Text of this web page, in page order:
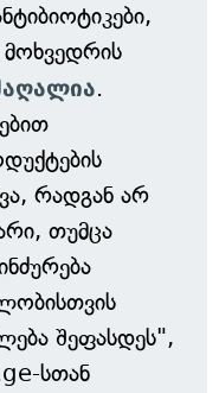
.
რადგან არ
თუმცა
შეფასდეს",
სთან